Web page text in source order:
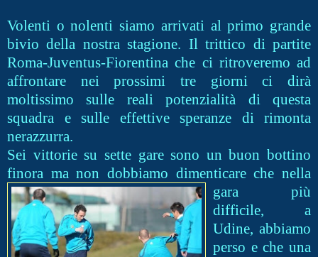
Volenti o nolenti siamo arrivati al primo grande
bivio della nostra stagione. Il trittico di partite
Roma-Juventus-Fiorentina che ci ritroveremo ad
affrontare nei prossimi tre giorni ci dirà
moltissimo sulle reali potenzialità di questa
squadra e sulle effettive speranze di rimonta
nerazzurra.
Sei vittorie su sette gare sono un buon bottino
finora ma non dobbiamo dimenticare che nella
gara più
difficile, a
Udine, abbiamo
perso e che una